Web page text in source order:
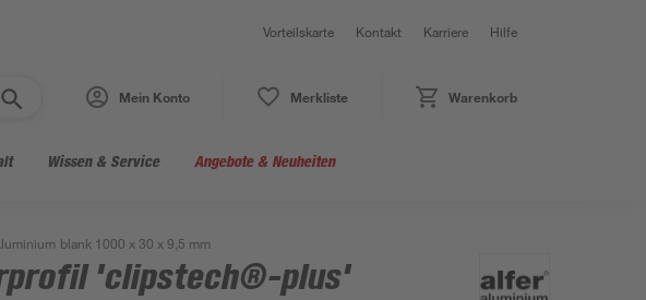
Vorteilskarte Kontakt Karriere Hilfe
Mein Konto Merkliste Warenkorb
Wissen & Service Angebote & Neuheiten
blank 1000 x 30 x 9,5 mm
'clipstech®-plus'